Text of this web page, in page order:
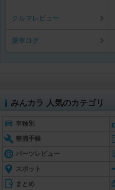
クルマレビュー
愛車ログ
みんカラ 人気のカテゴリ
車種別
整備手帳
パーツレビュー
スポット
まとめ